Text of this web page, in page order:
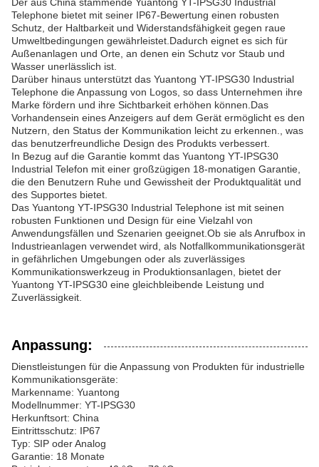
Telephone bietet mit seiner IP67-Bewertung einen robusten
Schutz, der Haltbarkeit und Widerstandsfähigkeit gegen raue
Umweltbedingungen gewährleistet.Dadurch eignet es sich für
Außenanlagen und Orte, an denen ein Schutz vor Staub und
Wasser unerlässlich ist.
Darüber hinaus unterstützt das Yuantong YT-IPSG30 Industrial
Telephone die Anpassung von Logos, so dass Unternehmen ihre
Marke fördern und ihre Sichtbarkeit erhöhen können.Das
Vorhandensein eines Anzeigers auf dem Gerät ermöglicht es den
Nutzern, den Status der Kommunikation leicht zu erkennen., was
das benutzerfreundliche Design des Produkts verbessert.
In Bezug auf die Garantie kommt das Yuantong YT-IPSG30
Industrial Telefon mit einer großzügigen 18-monatigen Garantie,
die den Benutzern Ruhe und Gewissheit der Produktqualität und
des Supportes bietet.
Das Yuantong YT-IPSG30 Industrial Telephone ist mit seinen
robusten Funktionen und Design für eine Vielzahl von
Anwendungsfällen und Szenarien geeignet.Ob sie als Anrufbox in
Industrieanlagen verwendet wird, als Notfallkommunikationsgerät
in gefährlichen Umgebungen oder als zuverlässiges
Kommunikationswerkzeug in Produktionsanlagen, bietet der
Yuantong YT-IPSG30 eine gleichbleibende Leistung und
Zuverlässigkeit.
Anpassung:
Dienstleistungen für die Anpassung von Produkten für industrielle
Kommunikationsgeräte:
Markenname: Yuantong
Modellnummer: YT-IPSG30
Herkunftsort: China
Eintrittsschutz: IP67
Typ: SIP oder Analog
Garantie: 18 Monate